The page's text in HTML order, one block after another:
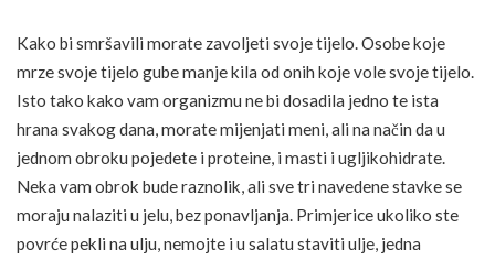
Kako bi smršavili morate zavoljeti svoje tijelo. Osobe koje
mrze svoje tijelo gube manje kila od onih koje vole svoje tijelo.
Isto tako kako vam organizmu ne bi dosadila jedno te ista
hrana svakog dana, morate mijenjati meni, ali na način da u
jednom obroku pojedete i proteine, i masti i ugljikohidrate.
Neka vam obrok bude raznolik, ali sve tri navedene stavke se
moraju nalaziti u jelu, bez ponavljanja. Primjerice ukoliko ste
povrće pekli na ulju, nemojte i u salatu staviti ulje, jedna